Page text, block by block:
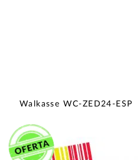
Añadir a wishlist
Walkasse WC-ZED24-ESP